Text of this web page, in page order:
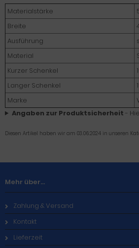
Materialstärke
Breite
Ausführung
Material
Kurzer Schenkel
Langer Schenkel
Marke
Angaben zur Produktsicherheit -
Diesen Artikel haben wir am 03.06.2024 in unseren
Mehr über...
Zahlung & Versand
Kontakt
Lieferzeit